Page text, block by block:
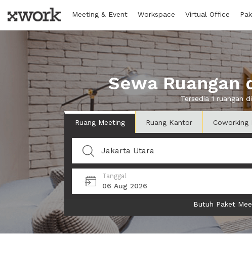
Meeting & Event Workspace Virtual Office
Sewa Ruangan
Tersedia 1 ruangan
Ruang Meeting Ruang Kantor Coworking
Tanggal
06 Aug 2026
Butuh Paket